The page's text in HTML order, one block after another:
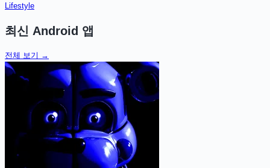
Lifestyle
최신 Android 앱
전체 보기 →